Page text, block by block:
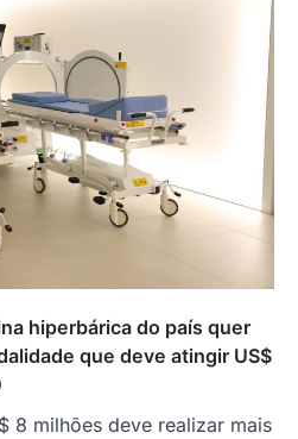
hiperbárica do país quer
que deve atingir US$
8 milhões deve realizar mais